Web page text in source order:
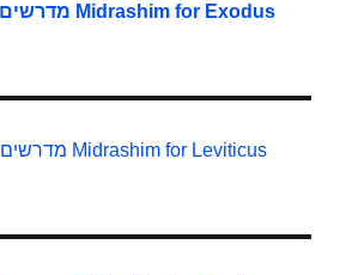
Midrashim for Exodus
Midrashim for Leviticus